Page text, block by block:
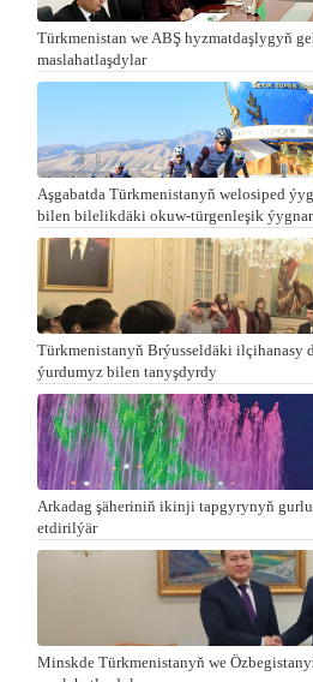
Türkmenistan we ABŞ hyzmatdaşlygyň
maslahatlaşdylar
Aşgabatda Türkmenistanyň welosiped
bilen bilelikdäki okuw-türgenleşik
Türkmenistanyň Brýusseldäki ilçihanasy
ýurdumyz bilen tanyşdyrdy
Arkadag şäheriniň ikinji tapgyrynyň
etdirilýär
Minskde Türkmenistanyň we